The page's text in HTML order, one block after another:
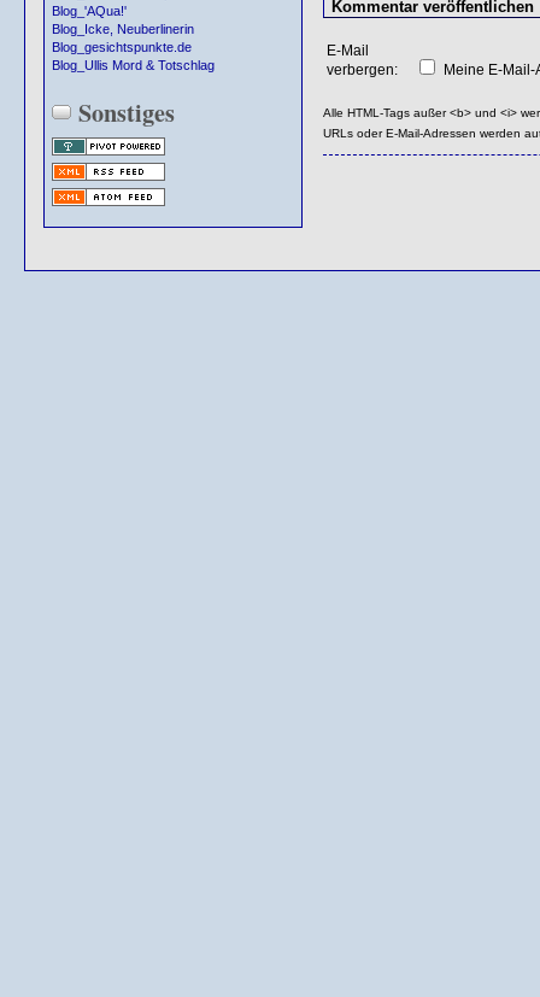
Blog_'AQua!'
Blog_Icke, Neuberlinerin
Blog_gesichtspunkte.de
Blog_Ullis Mord & Totschlag
Sonstiges
E-Mail
verbergen:
Meine E-
Alle HTML-Tags außer <b> und <i>
URLs oder E-Mail-Adressen werden